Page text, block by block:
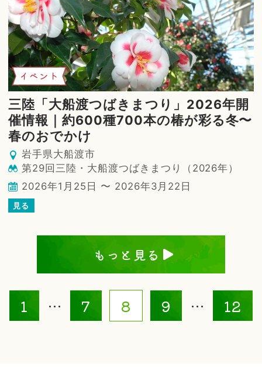
イベント
三陸「大船渡つばきまつり」2026年開
催情報｜約600種700本の椿が彩る冬〜
春のおでかけ
岩手県大船渡市
第29回三陸・大船渡つばきまつり（2026年）
2026年1月25日 〜 2026年3月22日
見る
もっと見る
1 … 7 8 9 … 12